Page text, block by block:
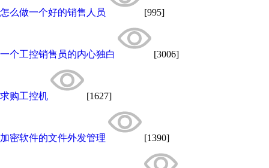
怎么做一个好的销售人员 [995]
一个工控销售员的内心独白 [3006]
求购工控机 [1627]
加密软件的文件外发管理 [1390]